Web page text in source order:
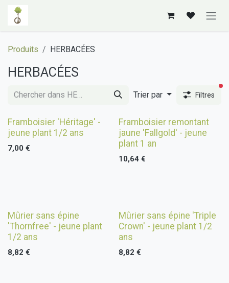
Se rendre au contenu
Produits HERBACÉES
HERBACÉES
Trier par Filtres
Framboisier 'Héritage' -
jeune plant 1/2 ans
7,00 €
Framboisier remontant
jaune 'Fallgold' - jeune
plant 1 an
10,64€
Mûrier sans épine
'Thornfree' - jeune plant
1/2 ans
8,82 €
Épuisé
Mûrier sans épine 'Triple
Crown' - jeune plant 1/2
ans
8,82 €